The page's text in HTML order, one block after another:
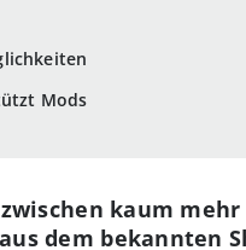
Mods
kaum
dem bekannten